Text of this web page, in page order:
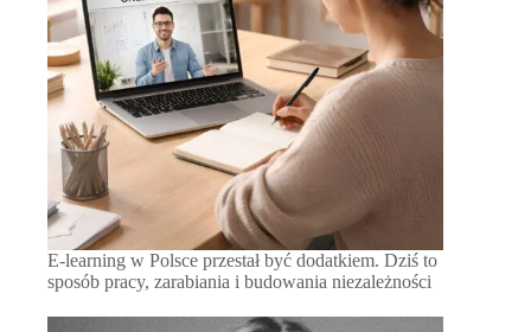
E-learning w Polsce przestał być dodatkiem. Dziś to
sposób pracy, zarabiania i budowania niezależności